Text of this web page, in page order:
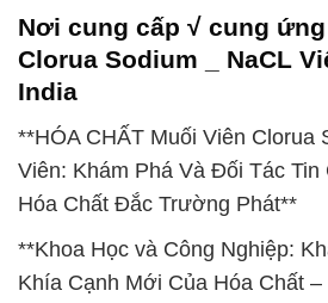
Nơi cung cấp √ cung
Clorua Sodium _ NaCL
India
**HÓA CHẤT Muối Viên Clorua
Viên: Khám Phá Và Đối Tác Tin
Hóa Chất Đắc Trường Phát**
**Khoa Học và Công Nghiệp:
Khía Cạnh Mới Của Hóa Chất